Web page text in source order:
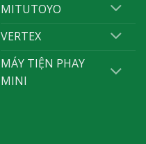
MITUTOYO
VERTEX
MÁY TIỆN PHAY
MINI